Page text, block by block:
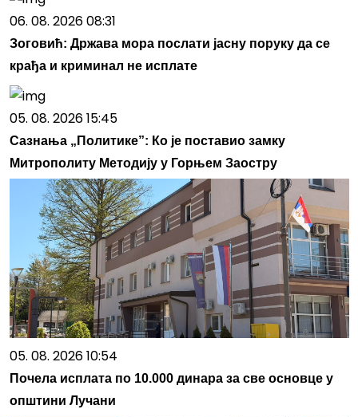
06. 08. 2026 08:31
Зоговић: Држава мора послати јасну поруку да се
крађа и криминал не исплате
05. 08. 2026 15:45
Сазнања „Политике”: Ко је поставио замку
Митрополиту Методију у Горњем Заостру
05. 08. 2026 10:54
Почела исплата по 10.000 динара за све основце у
општини Лучани